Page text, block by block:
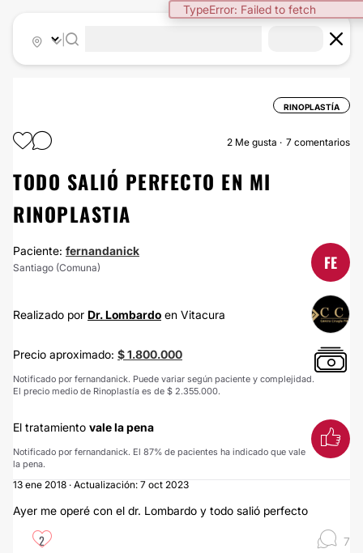
TypeError: Failed to fetch
RINOPLASTÍA
2 Me gusta 7 comentarios
TODO SALIÓ PERFECTO EN MI
RINOPLASTIA
Paciente: fernandanick
Santiago (Comuna) FE
Realizado por Dr. Lombardo en Vitacura
Precio aproximado: $ 1.800.000
Notificado por fernandanick. Puede variar según paciente y complejidad.
El precio medio de Rinoplastía es de $ 2.355.000.
El tratamiento vale la pena
Notificado por fernandanick. El 87% de pacientes ha indicado que vale
la pena.
13 ene 2018 · Actualización: 7 oct 2023
Ayer me operé con el dr. Lombardo y todo salió perfecto
2 7